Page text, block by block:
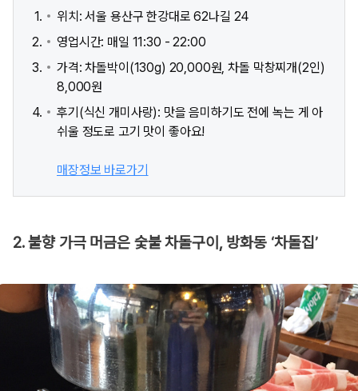
위치: 서울 용산구 한강대로 62나길 24
영업시간: 매일 11:30 - 22:00
가격: 차돌박이(130g) 20,000원, 차돌 막창찌개(2인)
8,000원
후기(식신 개미사랑): 맛을 음미하기도 전에 녹는 게 아
쉬울 정도로 고기 맛이 좋아요!
매장정보 바로가기
2. 불향 가극 머금은 숯불 차돌구이, 방화동 ‘차돌집’